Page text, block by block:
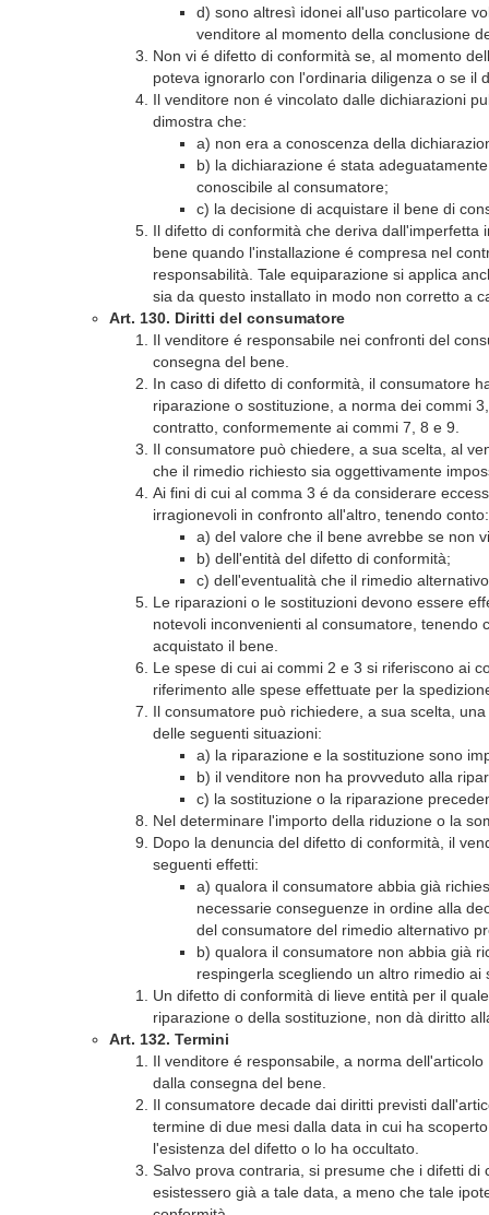
d) sono altresì idonei all'uso particolare
venditore al momento della conclusione
Non vi é difetto di conformità se, al momento
poteva ignorarlo con l'ordinaria diligenza o se il
Il venditore non é vincolato dalle dichiarazioni
dimostra che:
a) non era a conoscenza della
b) la dichiarazione é stata
conoscibile al consumatore;
c) la decisione di acquistare il bene di
Il difetto di conformità che deriva
bene quando l'installazione é compresa nel
responsabilità. Tale equiparazione si applica
sia da questo installato in modo non corretto a
Art. 130. Diritti del consumatore
Il venditore é responsabile nei confronti del
consegna del bene.
In caso di difetto di conformità, il consumatore
riparazione o sostituzione, a norma dei commi
contratto, conformemente ai commi 7, 8 e 9.
Il consumatore può chiedere, a sua scelta, al
che il rimedio richiesto sia oggettivamente
Ai fini di cui al comma 3 é da considerare
irragionevoli in confronto all'altro, tenendo conto:
a) del valore che il bene avrebbe se non
b) dell'entità del difetto di conformità;
c) dell'eventualità che il rimedio
Le riparazioni o le sostituzioni devono essere
notevoli inconvenienti al consumatore,
acquistato il bene.
Le spese di cui ai commi 2 e 3 si riferiscono ai
riferimento alle spese effettuate per la
Il consumatore può richiedere, a sua scelta,
delle seguenti situazioni:
a) la riparazione e la sostituzione sono
b) il venditore non ha provveduto alla
c) la sostituzione o la riparazione
Nel determinare l'importo della riduzione o la
Dopo la denuncia del difetto di conformità, il
seguenti effetti:
a) qualora il consumatore abbia già
necessarie conseguenze in ordine alla
del consumatore del rimedio alternativo
b) qualora il consumatore non abbia già
respingerla scegliendo un altro rimedio ai
Un difetto di conformità di lieve entità per il
riparazione o della sostituzione, non dà diritto
Art. 132. Termini
Il venditore é responsabile, a norma
dalla consegna del bene.
Il consumatore decade dai diritti previsti
termine di due mesi dalla data in cui ha
l'esistenza del difetto o lo ha occultato.
Salvo prova contraria, si presume che i difetti
esistessero già a tale data, a meno che tale